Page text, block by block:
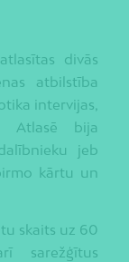
divās
atbilstība
intervijas,
Atlasē bija
jeb
kārtu un
skaits uz 60
sarežģītus